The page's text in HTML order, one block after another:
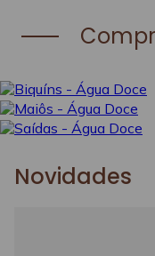
Novidades